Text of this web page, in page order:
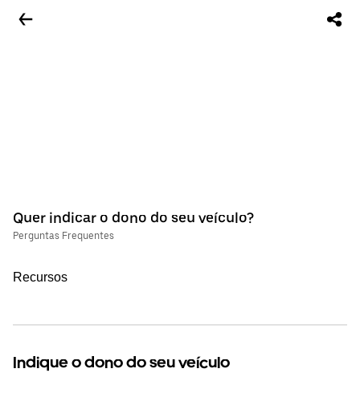
Quer indicar o dono do seu veículo?
Perguntas Frequentes
Recursos
Indique o dono do seu veículo